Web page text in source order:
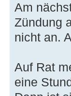
Am
Zündung
nicht an.
Auf Rat
eine